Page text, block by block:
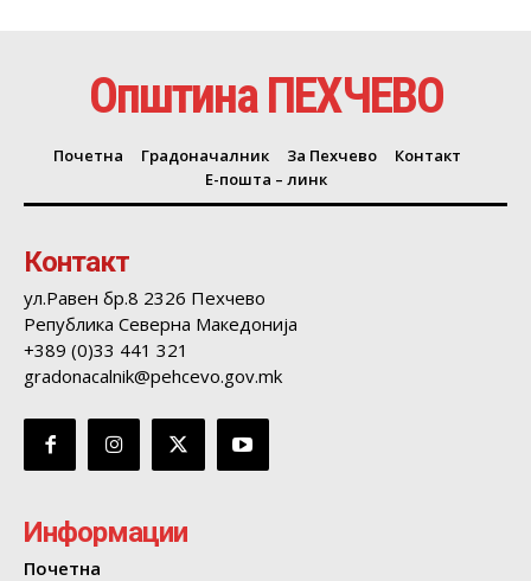
Општина ПЕХЧЕВО
Почетна Градоначалник За Пехчево
Контакт
Е-пошта – линк
Контакт
ул.Равен бр.8 2326 Пехчево
Република Северна Македонија
+389 (0)33 441 321
gradonacalnik@pehcevo.gov.mk
Информации
Почетна